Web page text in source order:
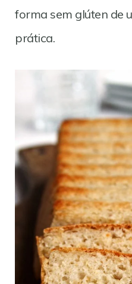
forma sem glúten de
prática.